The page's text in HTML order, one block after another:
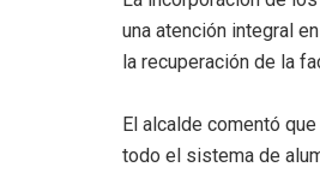
una atención integral
la recuperación de la
El alcalde comentó
todo el sistema de